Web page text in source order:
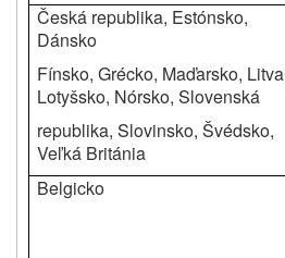
Česká republika, Estónsko,
Dánsko
Fínsko, Grécko, Maďarsko,
Lotyšsko, Nórsko, Slovenská
republika, Slovinsko, Švédsko,
Veľká Británia
Belgicko